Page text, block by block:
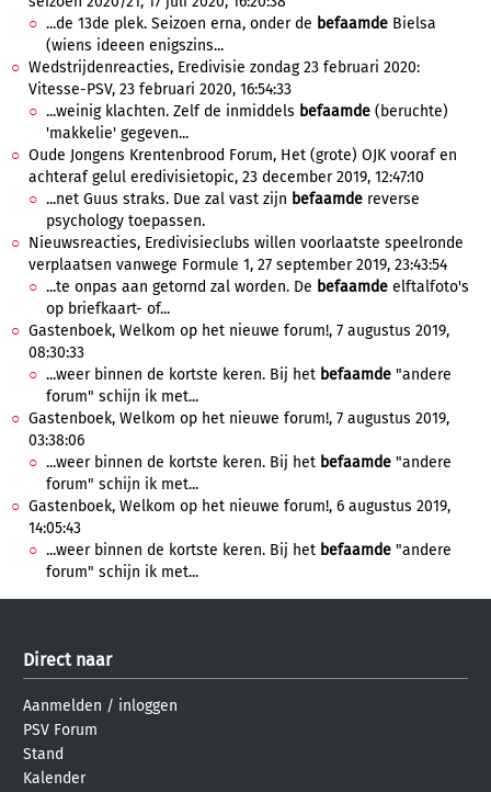
...de 13de plek. Seizoen erna, onder de befaamde Bielsa
(wiens ideeen enigszins...
Wedstrijdenreacties, Eredivisie zondag 23 februari 2020:
Vitesse-PSV, 23 februari 2020, 16:54:33
...weinig klachten. Zelf de inmiddels befaamde (beruchte)
'makkelie' gegeven...
Oude Jongens Krentenbrood Forum, Het (grote) OJK vooraf en
achteraf gelul eredivisietopic, 23 december 2019, 12:47:10
...net Guus straks. Due zal vast zijn befaamde reverse
psychology toepassen.
Nieuwsreacties, Eredivisieclubs willen voorlaatste speelronde
verplaatsen vanwege Formule 1, 27 september 2019, 23:43:54
...te onpas aan getornd zal worden. De befaamde elftalfoto's
op briefkaart- of...
Gastenboek, Welkom op het nieuwe forum!, 7 augustus 2019,
08:30:33
...weer binnen de kortste keren. Bij het befaamde "andere
forum" schijn ik met...
Gastenboek, Welkom op het nieuwe forum!, 7 augustus 2019,
03:38:06
...weer binnen de kortste keren. Bij het befaamde "andere
forum" schijn ik met...
Gastenboek, Welkom op het nieuwe forum!, 6 augustus 2019,
14:05:43
...weer binnen de kortste keren. Bij het befaamde "andere
forum" schijn ik met...
Direct naar
Aanmelden / inloggen
PSV Forum
Stand
Kalender